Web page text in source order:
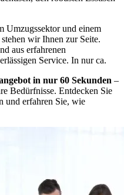
Umzugssektor und einem
stehen wir Ihnen zur Seite.
aus erfahrenen
Service. In nur ca.
in nur 60 Sekunden –
Bedürfnisse. Entdecken Sie
und erfahren Sie, wie